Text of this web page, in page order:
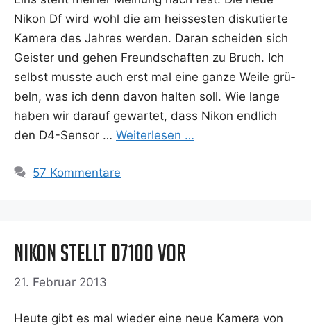
Nikon Df wird wohl die am heis­ses­ten dis­ku­tier­te
Kame­ra des Jah­res wer­den. Dar­an schei­den sich
Geis­ter und gehen Freund­schaf­ten zu Bruch. Ich
selbst muss­te auch erst mal eine gan­ze Wei­le grü­
beln, was ich denn davon hal­ten soll. Wie lan­ge
haben wir dar­auf gewar­tet, dass Nikon end­lich
den D4-Sen­­sor … Wei­ter­le­sen …
57 Kommentare
Nikon stellt D7100 vor
21. Februar 2013
Heu­te gibt es mal wie­der eine neue Kame­ra von